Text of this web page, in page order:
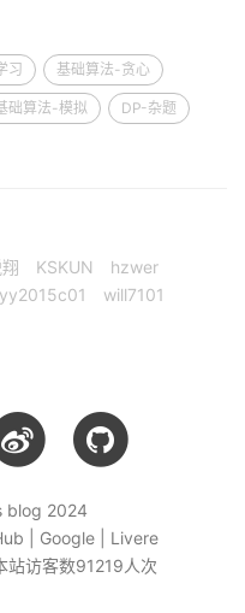
习 基础算法-贪心
础算法-模拟 DP-杂题
KSKUN
hzwer
will7101
blog 2024
| Google | Livere
站访客数91219人次